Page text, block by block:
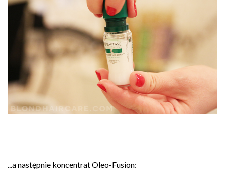
...a następnie koncentrat Oleo-Fusion: